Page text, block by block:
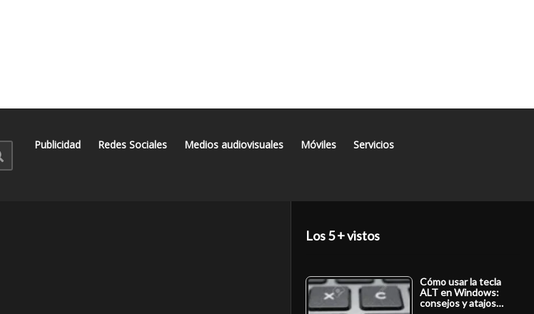
Publicidad Redes Sociales Medios audiovisuales Móviles Servicios
Los 5 + vistos
Cómo usar la tecla
ALT en Windows:
consejos y atajos…